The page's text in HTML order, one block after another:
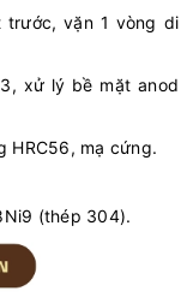
trước, vặn 1 vòng di
xử lý bề mặt anod
HRC56, mạ cứng.
(thép 304).